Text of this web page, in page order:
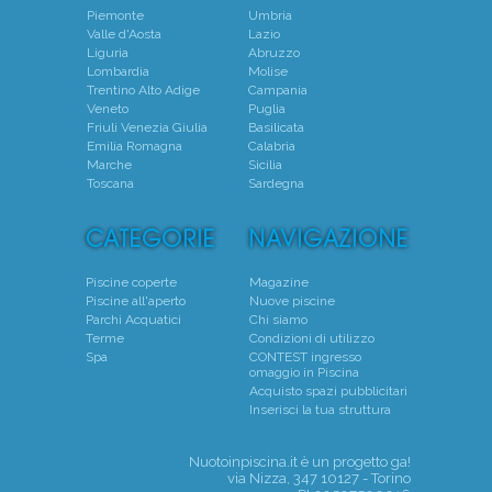
Piemonte
Valle d'Aosta
Liguria
Lombardia
Trentino Alto Adige
Veneto
Friuli Venezia Giulia
Emilia Romagna
Marche
Toscana
Umbria
Lazio
Abruzzo
Molise
Campania
Puglia
Basilicata
Calabria
Sicilia
Sardegna
Piscine coperte
Piscine all'aperto
Parchi Acquatici
Terme
Spa
Magazine
Nuove piscine
Chi siamo
Condizioni di utilizzo
CONTEST ingresso
omaggio in Piscina
Acquisto spazi pubblicitari
Inserisci la tua struttura
Nuotoinpiscina.it è un progetto ga!
via Nizza, 347 10127 - Torino